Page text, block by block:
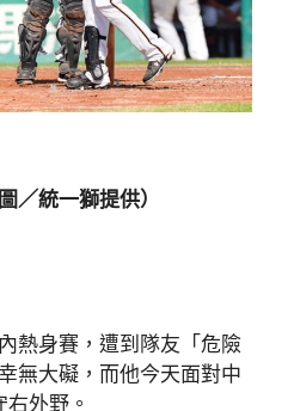
／統一獅提供）
熱身賽，遭到隊友「危險
無大礙，而他今天面對中
外野。